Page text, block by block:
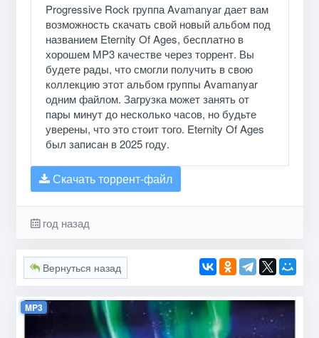
Progressive Rock группа Avamanyar дает вам
возможность скачать свой новый альбом под
названием Eternity Of Ages, бесплатно в
хорошем MP3 качестве через торрент. Вы
будете рады, что смогли получить в свою
коллекцию этот альбом группы Avamanyar
одним файлом. Загрузка может занять от
пары минут до несколько часов, но будьте
уверены, что это стоит того. Eternity Of Ages
был записан в 2025 году.
Скачать торрент-файл
год назад
Вернуться назад
MP3